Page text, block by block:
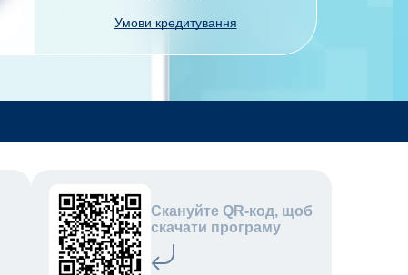
Умови кредитування
Скануйте QR-код, щоб
скачати програму